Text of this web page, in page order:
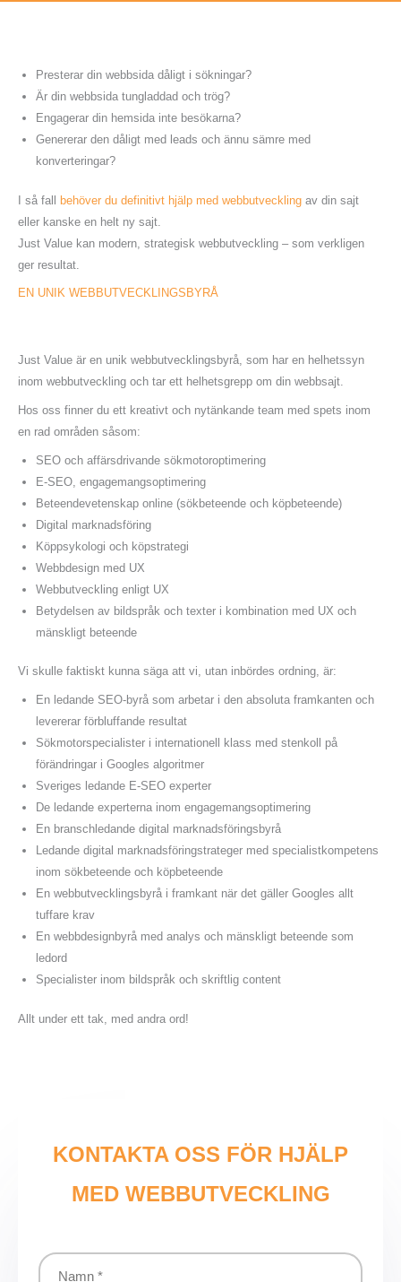
Presterar din webbsida dåligt i sökningar?
Är din webbsida tungladdad och trög?
Engagerar din hemsida inte besökarna?
Genererar den dåligt med leads och ännu sämre med
konverteringar?
I så fall behöver du definitivt hjälp med webbutveckling av din sajt
eller kanske en helt ny sajt.
Just Value kan modern, strategisk webbutveckling – som verkligen
ger resultat.
EN UNIK WEBBUTVECKLINGSBYRÅ
Just Value är en unik webbutvecklingsbyrå, som har en helhetssyn
inom webbutveckling och tar ett helhetsgrepp om din webbsajt.
Hos oss finner du ett kreativt och nytänkande team med spets inom
en rad områden såsom:
SEO och affärsdrivande sökmotoroptimering
E-SEO, engagemangsoptimering
Beteendevetenskap online (sökbeteende och köpbeteende)
Digital marknadsföring
Köppsykologi och köpstrategi
Webbdesign med UX
Webbutveckling enligt UX
Betydelsen av bildspråk och texter i kombination med UX och
mänskligt beteende
Vi skulle faktiskt kunna säga att vi, utan inbördes ordning, är:
En ledande SEO-byrå som arbetar i den absoluta framkanten och
levererar förbluffande resultat
Sökmotorspecialister i internationell klass med stenkoll på
förändringar i Googles algoritmer
Sveriges ledande E-SEO experter
De ledande experterna inom engagemangsoptimering
En branschledande digital marknadsföringsbyrå
Ledande digital marknadsföringstrateger med specialistkompetens
inom sökbeteende och köpbeteende
En webbutvecklingsbyrå i framkant när det gäller Googles allt
tuffare krav
En webbdesignbyrå med analys och mänskligt beteende som
ledord
Specialister inom bildspråk och skriftlig content
Allt under ett tak, med andra ord!
KONTAKTA OSS FÖR HJÄLP
MED WEBBUTVECKLING
Namn